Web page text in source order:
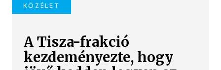
KÖZÉLET
A Tisza-frakció
kezdeményezte, hogy